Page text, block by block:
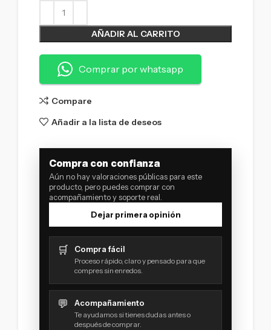
AÑADIR AL CARRITO
Comprar por whatsapp
Compare
Añadir a la lista de deseos
Compra con confianza
Aún no hay valoraciones públicas para este
producto, pero puedes comprar con
acompañamiento y soporte real.
Dejar primera opinión
🛒 Compra fácil
Proceso rápido, claro y pensado para que
compres sin enredos.
💬 Acompañamiento
Te ayudamos si tienes dudas antes o
después de comprar.